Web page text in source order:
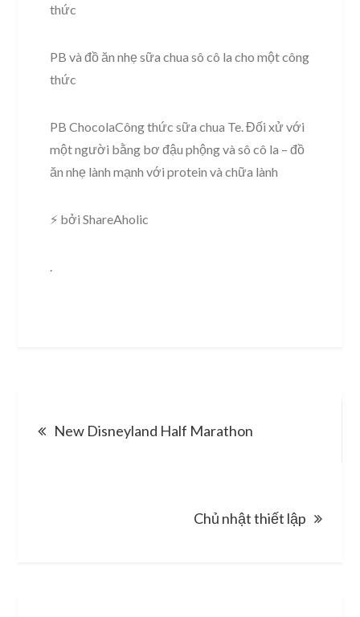
thức
PB và đồ ăn nhẹ sữa chua sô cô la cho một công
thức
PB ChocolaCông thức sữa chua Te. Đối xử với
một người bằng bơ đậu phộng và sô cô la – đồ
ăn nhẹ lành mạnh với protein và chữa lành
⚡ bởi ShareAholic
.
navigation
New Disneyland Half Marathon
Chủ nhật thiết lập